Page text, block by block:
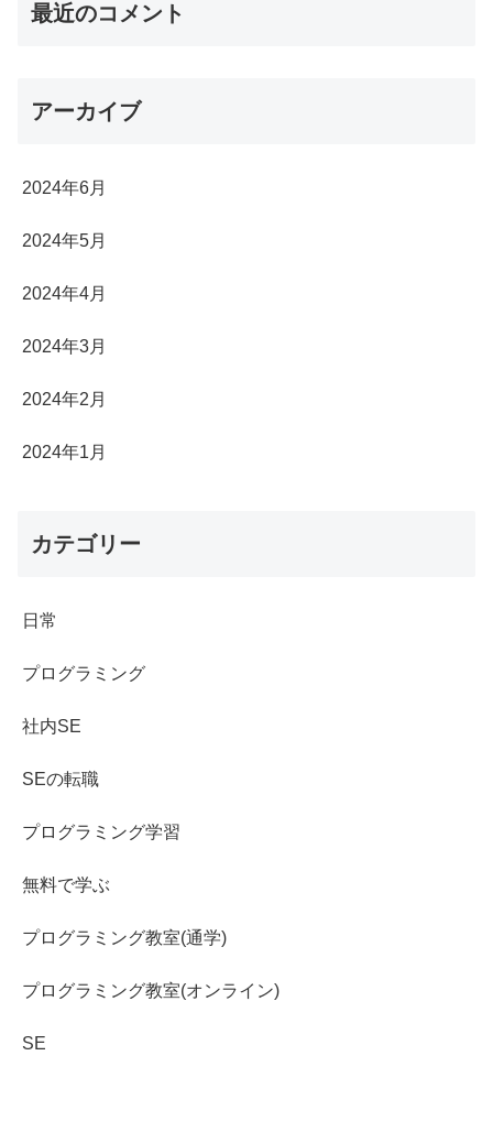
最近のコメント
アーカイブ
2024年6月
2024年5月
2024年4月
2024年3月
2024年2月
2024年1月
カテゴリー
日常
プログラミング
社内SE
SEの転職
プログラミング学習
無料で学ぶ
プログラミング教室(通学)
プログラミング教室(オンライン)
SE